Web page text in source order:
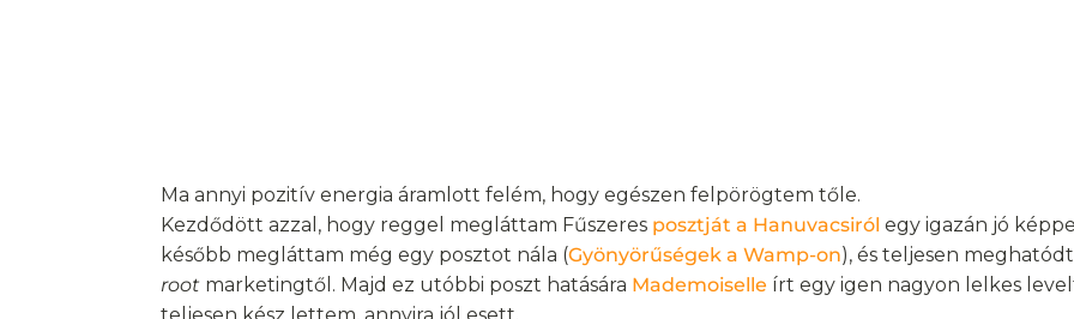
Ma annyi pozitív energia áramlott felém, hogy egészen felpörögtem tőle.
Kezdődött azzal, hogy reggel megláttam Fűszeres posztját a Hanuvacsirólegy igazán jó
később megláttam még egy posztot nála (Gyönyörűségek a Wamp-on), és teljesen
root marketingtől. Majd ez utóbbi poszt hatására Mademoiselle írt egy igen nagyon lelkes